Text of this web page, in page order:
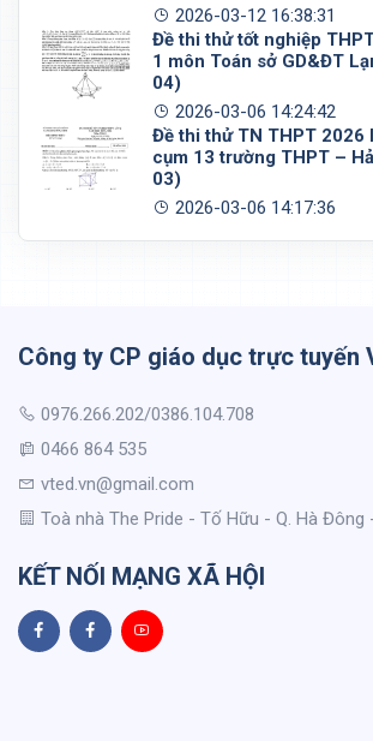
2026-03-12 16:38:31
Đề thi thử tốt nghiệp
1 môn Toán sở GD&ĐT
04)
2026-03-06 14:24:42
Đề thi thử TN THPT 2026
cụm 13 trường THPT –
03)
2026-03-06 14:17:36
Công ty CP giáo dục trực tuyến
0976.266.202/0386.104.708
0466 864 535
vted.vn@gmail.com
Toà nhà The Pride - Tố Hữu - Q. Hà Đông
KẾT NỐI MẠNG XÃ HỘI